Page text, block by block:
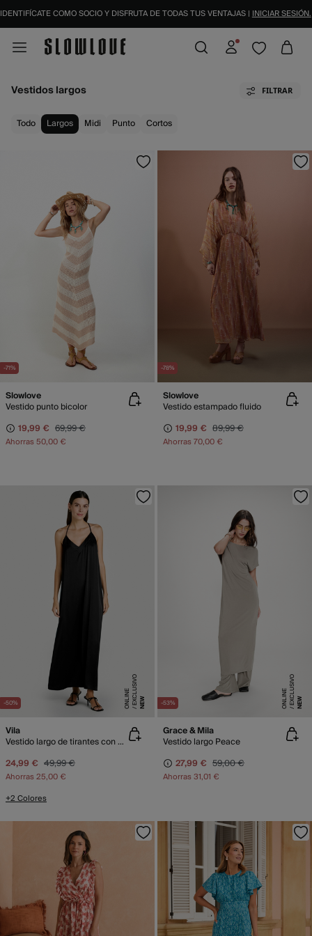
COMO SOCIO Y DISFRUTA DE TODAS TUS VENTAJAS |INICIAR SESIÓN.
Vestidos largos FILTRAR
Todo Largos Midi Punto Cortos
-71%
Slowlove
Vestido punto bicolor
19,99 € 69,99 €
Ahorras50,00 €
-78%
Slowlove
Vestido estampado fluido
19,99 € 89,99 €
Ahorras70,00 €
-50% NEW
E
X
C
L
USI
V
O
O
N
LI
N
E
Vila
Vestido largo de tirantes con encaje
24,99 € 49,99 €
Ahorras25,00 €
+2 Colores
-53% NEW
E
X
C
L
USI
V
O
O
N
LI
N
E
Grace & Mila
Vestido largo Peace
27,99 € 59,00 €
Ahorras31,01 €